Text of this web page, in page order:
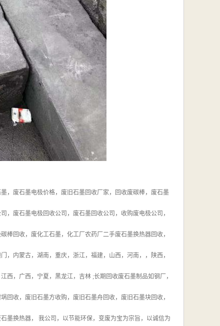
，废石墨电极价格，废旧石墨回收厂家，回收废碳棒，废石墨
废石墨电极回收公司，废石墨回收公司，收购废电极公司，
回收，废化工石墨，化工厂农药厂二手废石墨换热器回收，
内蒙古，湖南，重庆，浙江，福建，山西，河南，，陕西，
，广西，宁夏，黑龙江，吉林 ;长期回收废石墨制品如钢厂，
收，废旧石墨方收购，废旧石墨舟回收，废旧石墨块回收，
墨换热器， 我公司，以节能环保，变废为宝为宗旨，以诚信为